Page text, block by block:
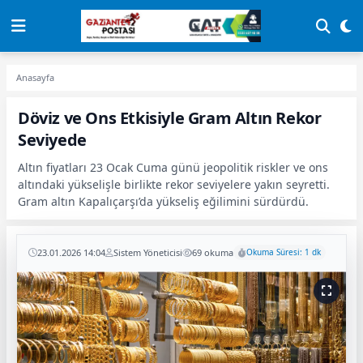
Anasayfa
Döviz ve Ons Etkisiyle Gram Altın Rekor
Seviyede
Altın fiyatları 23 Ocak Cuma günü jeopolitik riskler ve ons
altındaki yükselişle birlikte rekor seviyelere yakın seyretti.
Gram altın Kapalıçarşı’da yükseliş eğilimini sürdürdü.
23.01.2026 14:04 Sistem Yöneticisi 69 okuma Okuma Süresi: 1 dk